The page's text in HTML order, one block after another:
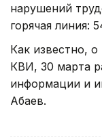
нарушений
горячая линия:
Как известно, о
КВИ, 30 марта
информации и
Абаев.